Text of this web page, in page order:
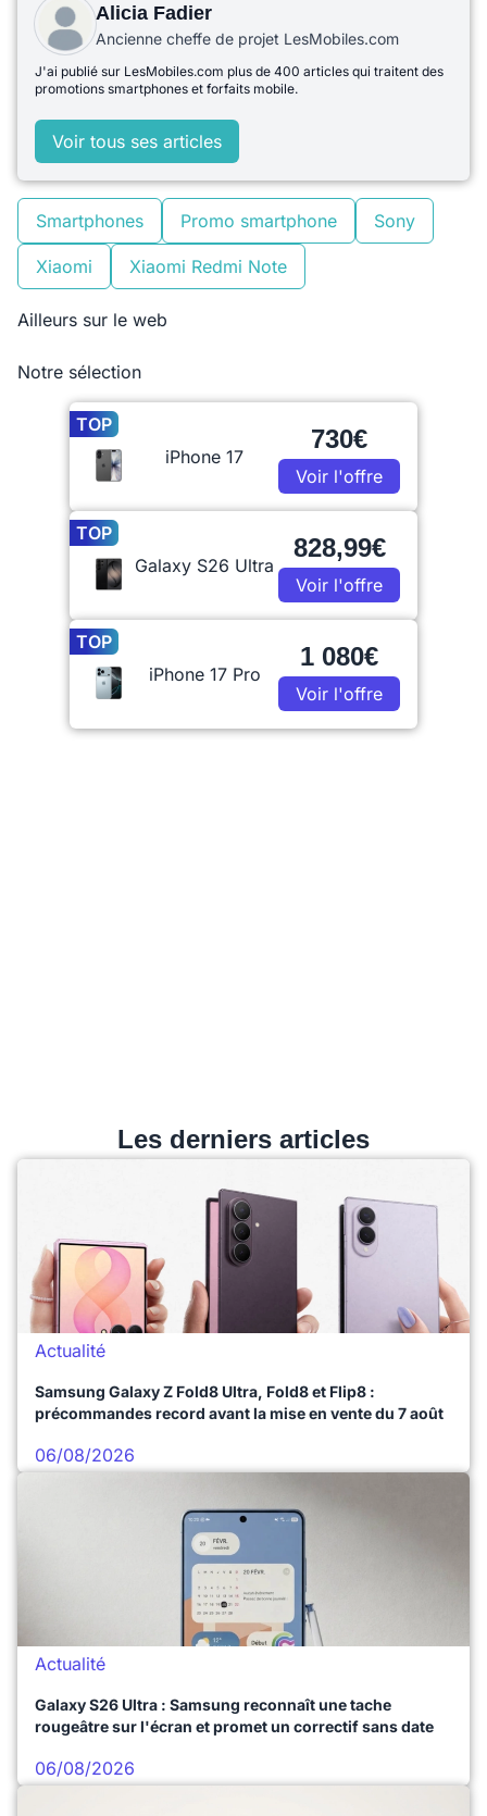
Alicia Fadier
Ancienne cheffe de projet LesMobiles.com
J'ai publié sur LesMobiles.com plus de 400 articles qui traitent des
promotions smartphones et forfaits mobile.
Voir tous ses articles
Smartphones Promo smartphone Sony
Xiaomi Xiaomi Redmi Note
Ailleurs sur le web
Notre sélection
TOP
iPhone 17
730€
Voir l'offre
TOP
Galaxy S26 Ultra
828,99€
Voir l'offre
TOP
iPhone 17 Pro
1 080€
Voir l'offre
Les derniers articles
Actualité
Samsung Galaxy Z Fold8 Ultra, Fold8 et Flip8 :
précommandes record avant la mise en vente du 7 août
06/08/2026
Actualité
Galaxy S26 Ultra : Samsung reconnaît une tache
rougeâtre sur l'écran et promet un correctif sans date
06/08/2026